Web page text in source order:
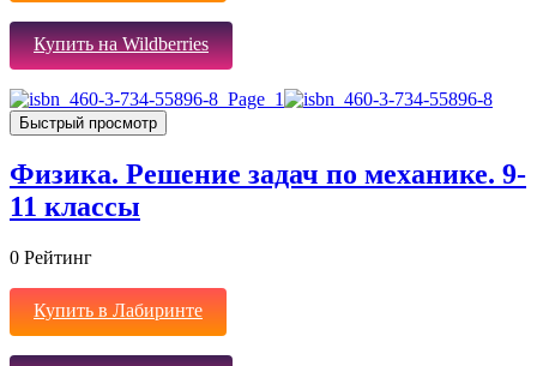
Купить на Wildberries
Быстрый просмотр
Физика. Решение задач по механике. 9-
11 классы
0 Рейтинг
Купить в Лабиринте